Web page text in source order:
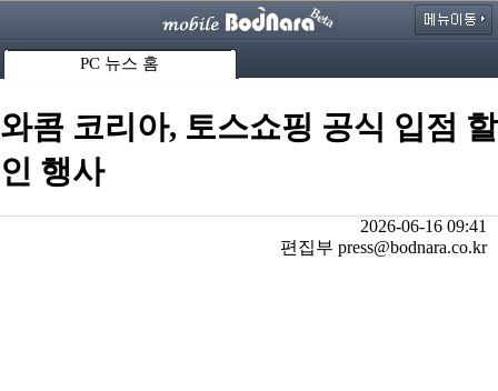
PC 뉴스 홈
와콤 코리아, 토스쇼핑 공식 입점 할
인 행사
2026-06-16 09:41
편집부 press@bodnara.co.kr